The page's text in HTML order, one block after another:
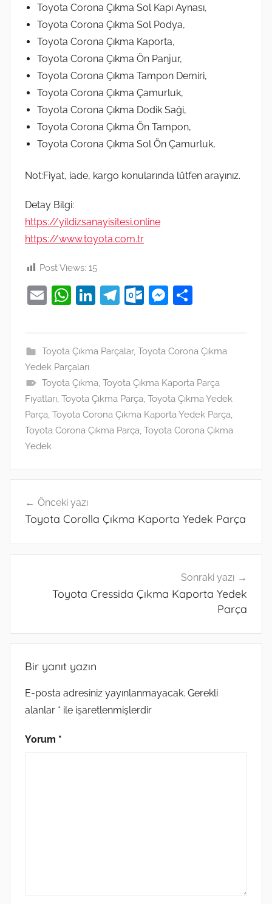
Toyota Corona Çıkma Sol Kapı Aynası,
Toyota Corona Çıkma Sol Podya,
Toyota Corona Çıkma Kaporta,
Toyota Corona Çıkma Ön Panjur,
Toyota Corona Çıkma Tampon Demiri,
Toyota Corona Çıkma Çamurluk,
Toyota Corona Çıkma Dodik Saği,
Toyota Corona Çıkma Ön Tampon,
Toyota Corona Çıkma Sol Ön Çamurluk,
Not:Fiyat, iade, kargo konularında lütfen arayınız.
Detay Bilgi:
https://yildizsanayisitesi.online
https://www.toyota.com.tr
Post Views: 15
E
l
W
s
A
p
p
Li
e
n
T
gr
m
O
o
c
o
m
M
e
g
er
e
Toyota Çıkma Parçalar, Toyota Corona Çıkma
Yedek Parçaları
Toyota Çıkma, Toyota Çıkma Kaporta Parça
Fiyatları, Toyota Çıkma Parça, Toyota Çıkma Yedek
Parça, Toyota Corona Çıkma Kaporta Yedek Parça,
Toyota Corona Çıkma Parça, Toyota Corona Çıkma
Yedek
gezinmesi
Önceki yazı
Toyota Corolla Çıkma Kaporta Yedek Parça
Sonraki yazı
Toyota Cressida Çıkma Kaporta Yedek
Parça
Bir yanıt yazın
E-posta adresiniz yayınlanmayacak. Gerekli
alanlar * ile işaretlenmişlerdir
Yorum *